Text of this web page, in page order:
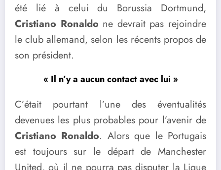
été lié à celui du Borussia Dortmund,
Cristiano Ronaldo ne devrait pas rejoindre
le club allemand, selon les récents propos de
son président.
« Il n’y a aucun contact avec lui »
C’était pourtant l’une des éventualités
devenues les plus probables pour l’avenir de
Cristiano Ronaldo. Alors que le Portugais
est toujours sur le départ de Manchester